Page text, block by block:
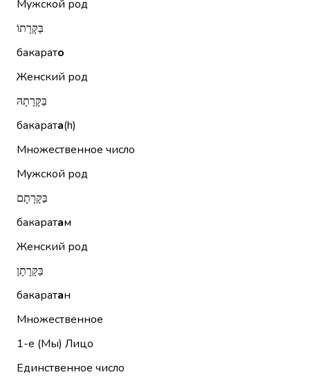
Мужской род
בַּקָּרָתוֹ
бакарато
Женский род
בַּקָּרָתָהּ
бакарата(h)
Множественное число
Мужской род
בַּקָּרָתָם
бакаратам
Женский род
בַּקָּרָתָן
бакаратан
Множественное
1-е (Мы) Лицо
Единственное число